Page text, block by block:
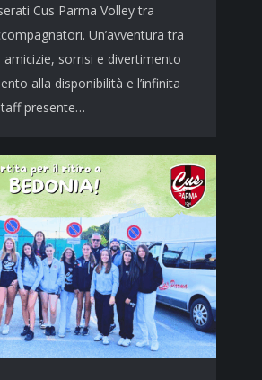
Cus Parma Volley tra
Un’avventura tra
sorrisi e divertimento
alla disponibilità e l’infinita
presente…